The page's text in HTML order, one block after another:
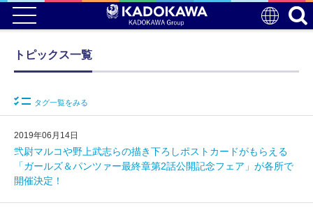
トピックス一覧
タグ一覧をみる
2019年06月14日
弐尉マルコや野上武志らの描き下ろしポストカードがもらえる
「ガールズ＆パンツァー最終章第2話公開記念フェア」が各所で
開催決定！